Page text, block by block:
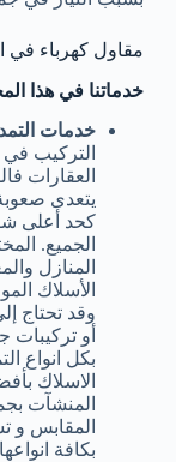
مقاول كهرباء في
خدماتنا في هذا
خدمات
التركيب
العقارات
يتعدى
كحد أعلى
الجميع.
المنازل
الأسلاك
وقد تحتاج
أو تركيبات
بكل انواع
الاسلاك
المنشآت
المقابس و
بكافة انواعها